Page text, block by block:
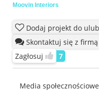
Moovin Interiors
Dodaj projekt do
Skontaktuj się z firmą
Zagłosuj
7
Media społecznościowe